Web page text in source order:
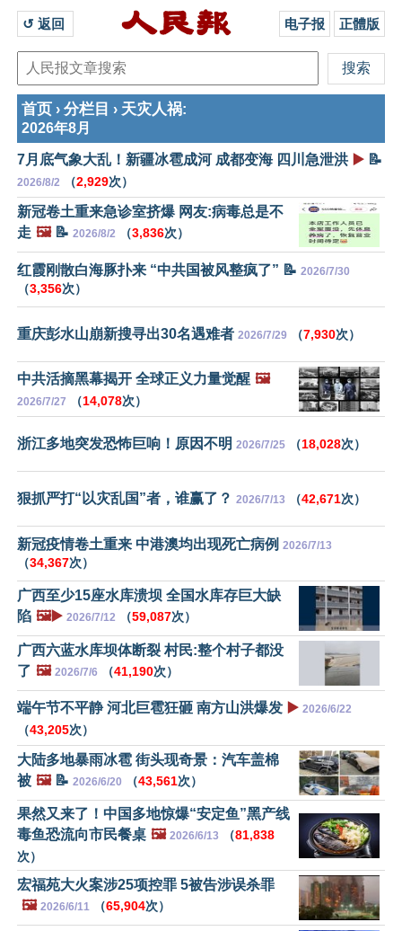
↺ 返回 电子报 正體版
首页 › 分栏目 › 天灾人祸:
2026年8月
7月底气象大乱！新疆冰雹成河 成都变海 四川急泄洪 ▶️ 📝
2026/8/2 （2,929次）
新冠卷土重来急诊室挤爆 网友:病毒总是不
走 🖼️📝 2026/8/2 （3,836次）
红霞刚散白海豚扑来 “中共国被风整疯了” 📝 2026/7/30
（3,356次）
重庆彭水山崩新搜寻出30名遇难者 2026/7/29 （7,930次）
中共活摘黑幕揭开 全球正义力量觉醒 🖼️
2026/7/27 （14,078次）
浙江多地突发恐怖巨响！原因不明 2026/7/25 （18,028次）
狠抓严打“以灾乱国”者，谁赢了？ 2026/7/13 （42,671次）
新冠疫情卷土重来 中港澳均出现死亡病例 2026/7/13
（34,367次）
广西至少15座水库溃坝 全国水库存巨大缺
陷 🖼️▶️ 2026/7/12 （59,087次）
广西六蓝水库坝体断裂 村民:整个村子都没
了 🖼️ 2026/7/6 （41,190次）
端午节不平静 河北巨雹狂砸 南方山洪爆发 ▶️ 2026/6/22
（43,205次）
大陆多地暴雨冰雹 街头现奇景：汽车盖棉
被 🖼️📝 2026/6/20 （43,561次）
果然又来了！中国多地惊爆“安定鱼”黑产线
毒鱼恐流向市民餐桌 🖼️ 2026/6/13 （81,838
次）
宏福苑大火案涉25项控罪 5被告涉误杀罪
🖼️ 2026/6/11 （65,904次）